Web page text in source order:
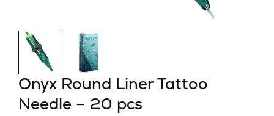
Onyx Round Liner Tattoo
Needle – 20 pcs